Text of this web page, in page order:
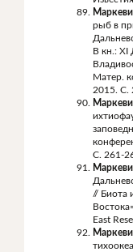
рыб в
В кн.: XI
Матер.
2015. С.
С. 261-
// Биота
East